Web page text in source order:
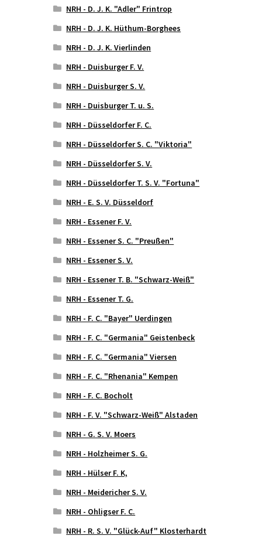
NRH - D. J. K. "Adler" Frintrop
NRH - D. J. K. Hüthum-Borghees
NRH - D. J. K. Vierlinden
NRH - Duisburger F. V.
NRH - Duisburger S. V.
NRH - Duisburger T. u. S.
NRH - Düsseldorfer F. C.
NRH - Düsseldorfer S. C. "Viktoria"
NRH - Düsseldorfer S. V.
NRH - Düsseldorfer T. S. V. "Fortuna"
NRH - E. S. V. Düsseldorf
NRH - Essener F. V.
NRH - Essener S. C. "Preußen"
NRH - Essener S. V.
NRH - Essener T. B. "Schwarz-Weiß"
NRH - Essener T. G.
NRH - F. C. "Bayer" Uerdingen
NRH - F. C. "Germania" Geistenbeck
NRH - F. C. "Germania" Viersen
NRH - F. C. "Rhenania" Kempen
NRH - F. C. Bocholt
NRH - F. V. "Schwarz-Weiß" Alstaden
NRH - G. S. V. Moers
NRH - Holzheimer S. G.
NRH - Hülser F. K,
NRH - Meidericher S. V.
NRH - Ohligser F. C.
NRH - R. S. V. "Glück-Auf" Klosterhardt